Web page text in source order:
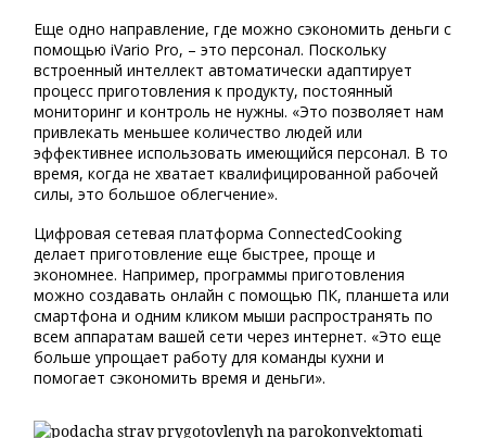
Еще одно направление, где можно сэкономить деньги с
помощью iVario Pro, – это персонал. Поскольку
встроенный интеллект автоматически адаптирует
процесс приготовления к продукту, постоянный
мониторинг и контроль не нужны. «Это позволяет нам
привлекать меньшее количество людей или
эффективнее использовать имеющийся персонал. В то
время, когда не хватает квалифицированной рабочей
силы, это большое облегчение».
Цифровая сетевая платформа ConnectedCooking
делает приготовление еще быстрее, проще и
экономнее. Например, программы приготовления
можно создавать онлайн с помощью ПК, планшета или
смартфона и одним кликом мыши распространять по
всем аппаратам вашей сети через интернет. «Это еще
больше упрощает работу для команды кухни и
помогает сэкономить время и деньги».